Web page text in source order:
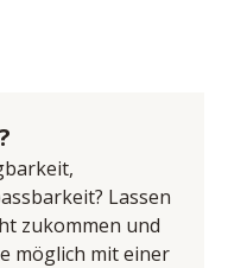
furniture.de
DE
Lassen
zukommen und
möglich mit einer